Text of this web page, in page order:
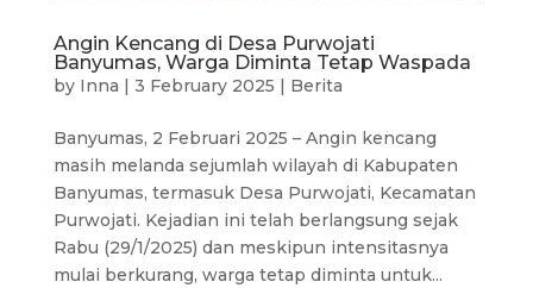
Angin Kencang di Desa Purwojati
Banyumas, Warga Diminta Tetap Waspada
by Inna | 3 February 2025 | Berita
Banyumas, 2 Februari 2025 – Angin kencang
masih melanda sejumlah wilayah di Kabupaten
Banyumas, termasuk Desa Purwojati, Kecamatan
Purwojati. Kejadian ini telah berlangsung sejak
Rabu (29/1/2025) dan meskipun intensitasnya
mulai berkurang, warga tetap diminta untuk...